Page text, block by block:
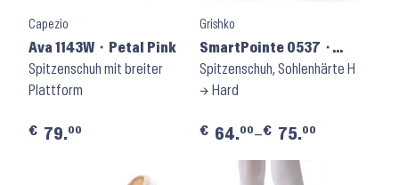
Capezio
Ava 1143W ⬝ Petal Pink
Spitzenschuh mit breiter
Plattform
€ 79.00
Grishko
SmartPointe 0537 ⬝
Shank H
Spitzenschuh, Sohlenhärte H
→ Hard
€ 64.00–€ 75.00